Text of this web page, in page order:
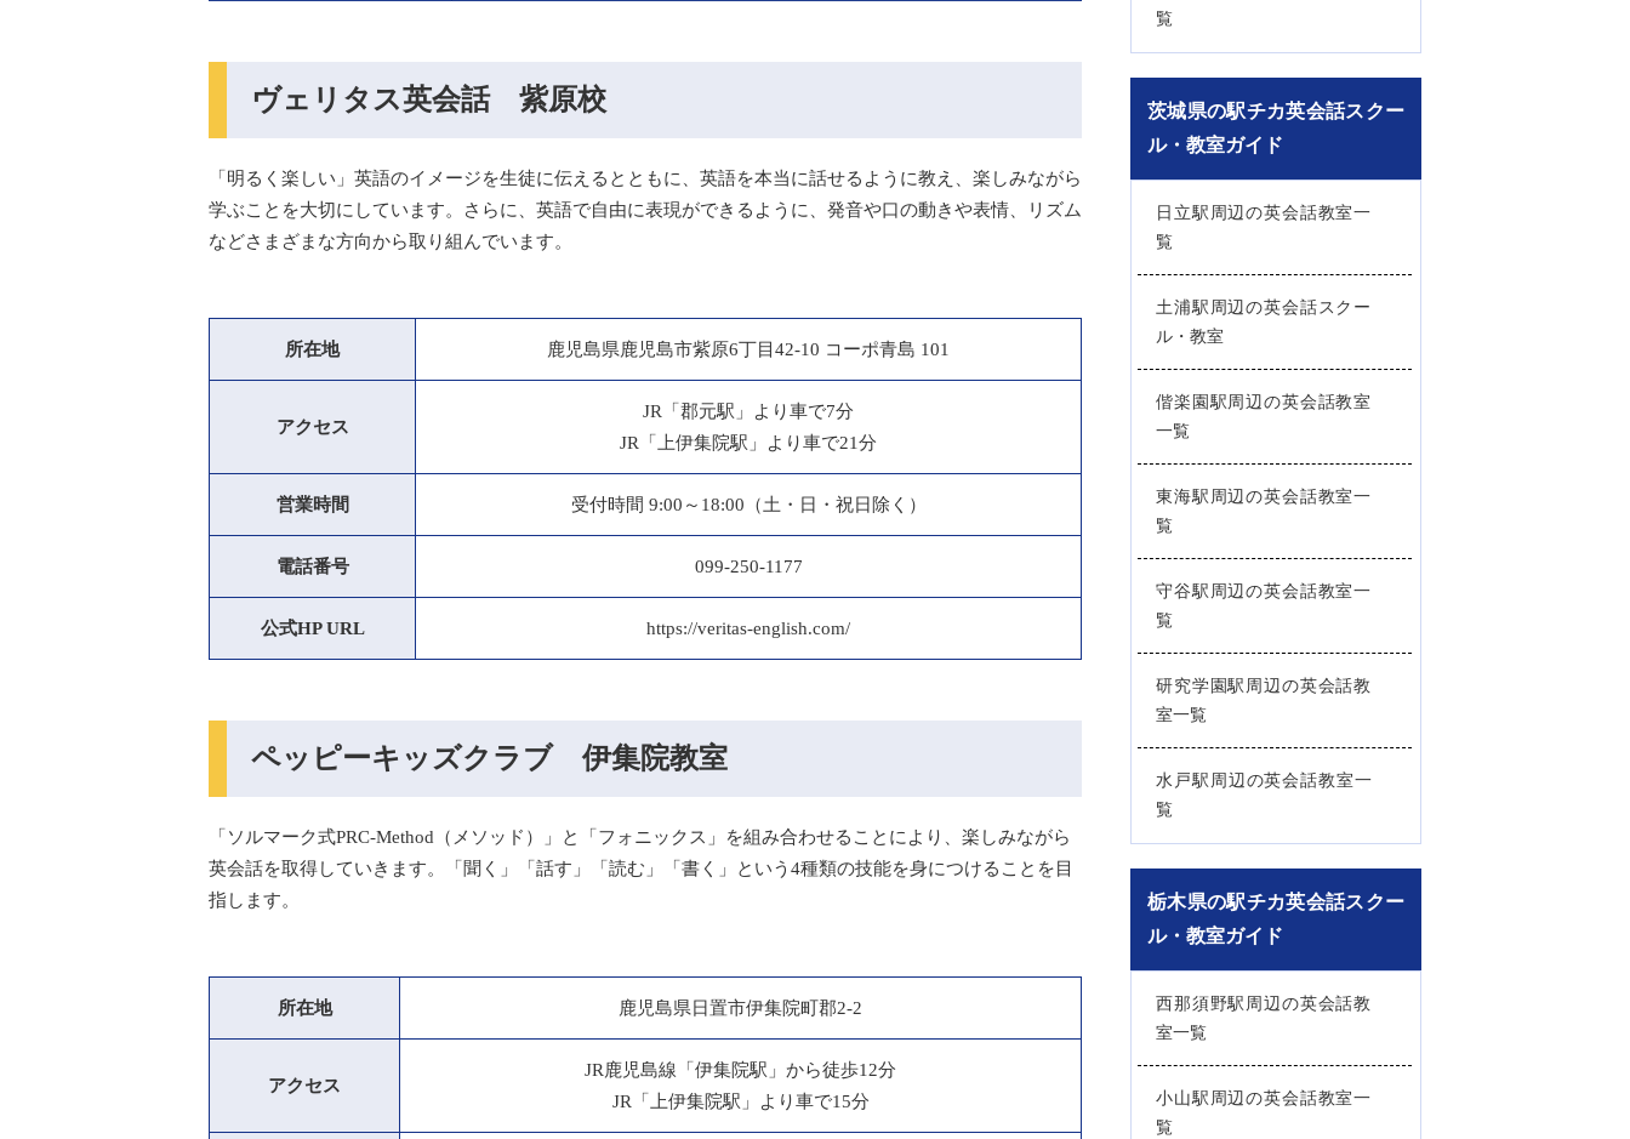
ヴェリタス英会話 紫原校
「明るく楽しい」英語のイメージを生徒に伝えるとともに、英語を本当に話せるように教え、楽しみながら
学ぶことを大切にしています。さらに、英語で自由に表現ができるように、発音や口の動きや表情、リズム
などさまざまな方向から取り組んでいます。
所在地 鹿児島県鹿児島市紫原6丁目42-10 コーポ青島 101
アクセス
JR「郡元駅」より車で7分
JR「上伊集院駅」より車で21分
営業時間 受付時間 9:00～18:00（土・日・祝日除く）
電話番号 099-250-1177
公式HP URL https://veritas-english.com/
ペッピーキッズクラブ 伊集院教室
「ソルマーク式PRC-Method（メソッド）」と「フォニックス」を組み合わせることにより、楽しみながら
英会話を取得していきます。「聞く」「話す」「読む」「書く」という4種類の技能を身につけることを目
指します。
所在地 鹿児島県日置市伊集院町郡2-2
アクセス
JR鹿児島線「伊集院駅」から徒歩12分
JR「上伊集院駅」より車で15分
覧
茨城県の駅チカ英会話スクー
ル・教室ガイド
日立駅周辺の英会話教室一
覧
土浦駅周辺の英会話スクー
ル・教室
偕楽園駅周辺の英会話教室
一覧
東海駅周辺の英会話教室一
覧
守谷駅周辺の英会話教室一
覧
研究学園駅周辺の英会話教
室一覧
水戸駅周辺の英会話教室一
覧
栃木県の駅チカ英会話スクー
ル・教室ガイド
西那須野駅周辺の英会話教
室一覧
小山駅周辺の英会話教室一
覧